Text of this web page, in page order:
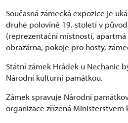
Současná zámecká expozice je
druhé polovině 19. století v
(reprezentační místnosti,
obrazárna, pokoje pro hosty,
Státní zámek Hrádek u Nechanic
Národní kulturní památkou.
Zámek spravuje Národní
organizace zřízená Ministerstvem